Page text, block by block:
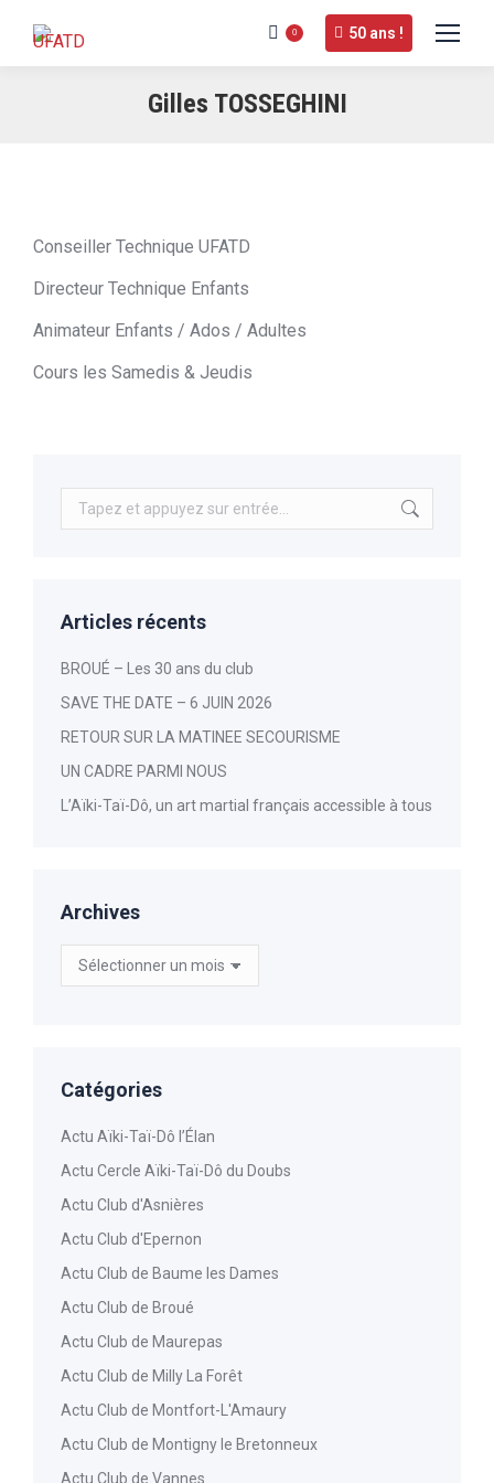
0 50 ans !
Gilles TOSSEGHINI
Conseiller Technique UFATD
Directeur Technique Enfants
Animateur Enfants / Ados / Adultes
Cours les Samedis & Jeudis
Recherche
:
Articles récents
BROUÉ – Les 30 ans du club
SAVE THE DATE – 6 JUIN 2026
RETOUR SUR LA MATINEE SECOURISME
UN CADRE PARMI NOUS
L’Aïki-Taï-Dô, un art martial français accessible à tous
Archives
Archives
Catégories
Actu Aïki-Taï-Dô l’Élan
Actu Cercle Aïki-Taï-Dô du Doubs
Actu Club d'Asnières
Actu Club d'Epernon
Actu Club de Baume les Dames
Actu Club de Broué
Actu Club de Maurepas
Actu Club de Milly La Forêt
Actu Club de Montfort-L'Amaury
Actu Club de Montigny le Bretonneux
Actu Club de Vannes